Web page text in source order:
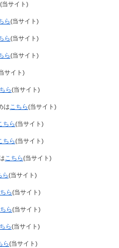
(当サイト)
ら(当サイト)
ら(当サイト)
ら(当サイト)
サイト)
ら(当サイト)
はこちら(当サイト)
ちら(当サイト)
ちら(当サイト)
こちら(当サイト)
ら(当サイト)
ら(当サイト)
ら(当サイト)
ら(当サイト)
ら(当サイト)